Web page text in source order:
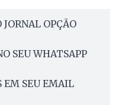
OPÇÃO
SEU WHATSAPP
EM SEU EMAIL